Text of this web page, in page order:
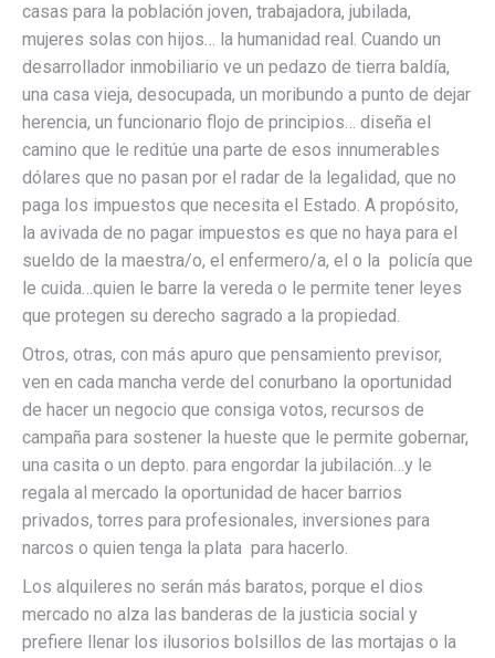
casas para la población joven, trabajadora, jubilada,
mujeres solas con hijos… la humanidad real. Cuando un
desarrollador inmobiliario ve un pedazo de tierra baldía,
una casa vieja, desocupada, un moribundo a punto de dejar
herencia, un funcionario flojo de principios… diseña el
camino que le reditúe una parte de esos innumerables
dólares que no pasan por el radar de la legalidad, que no
paga los impuestos que necesita el Estado. A propósito,
la avivada de no pagar impuestos es que no haya para el
sueldo de la maestra/o, el enfermero/a, el o la policía que
le cuida…quien le barre la vereda o le permite tener leyes
que protegen su derecho sagrado a la propiedad.
Otros, otras, con más apuro que pensamiento previsor,
ven en cada mancha verde del conurbano la oportunidad
de hacer un negocio que consiga votos, recursos de
campaña para sostener la hueste que le permite gobernar,
una casita o un depto. para engordar la jubilación…y le
regala al mercado la oportunidad de hacer barrios
privados, torres para profesionales, inversiones para
narcos o quien tenga la plata para hacerlo.
Los alquileres no serán más baratos, porque el dios
mercado no alza las banderas de la justicia social y
prefiere llenar los ilusorios bolsillos de las mortajas o la